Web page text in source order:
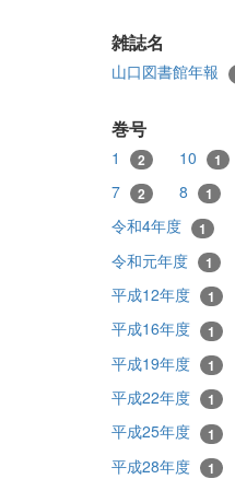
雑誌名
山口図書館年報
巻号
1 2 10 1
7 2 8 1
令和4年度 1
令和元年度 1
平成12年度 1
平成16年度 1
平成19年度 1
平成22年度 1
平成25年度 1
平成28年度 1